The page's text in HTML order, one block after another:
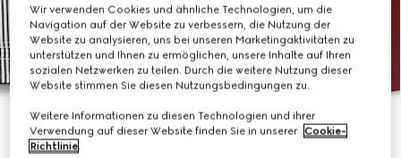
Wir verwenden Cookies und ähnliche Technologien, um die
Navigation auf der Website zu verbessern, die Nutzung der
Website zu analysieren, uns bei unseren Marketingaktivitäten zu
unterstützen und Ihnen zu ermöglichen, unsere Inhalte auf Ihren
sozialen Netzwerken zu teilen. Durch die weitere Nutzung dieser
Website stimmen Sie diesen Nutzungsbedingungen zu.
Weitere Informationen zu diesen Technologien und ihrer
Verwendung auf dieser Website finden Sie in unserer Cookie-
Richtlinie.